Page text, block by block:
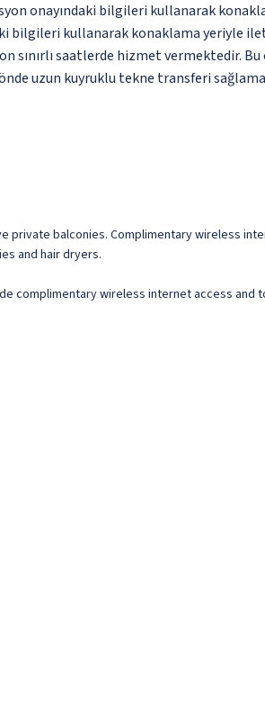
onayındaki bilgileri kullanarak
bilgileri kullanarak konaklama yeriyle
saatlerde hizmet vermektedir. Bu
uzun kuyruklu tekne transferi
balconies. Complimentary wireless
and hair dryers.
complimentary wireless internet access and